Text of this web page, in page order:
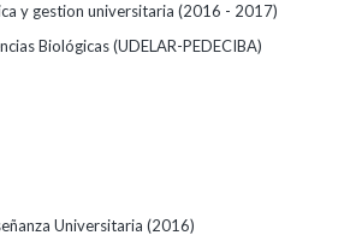
y gestion universitaria (2016 - 2017)
Biológicas (UDELAR-PEDECIBA)
Universitaria (2016)